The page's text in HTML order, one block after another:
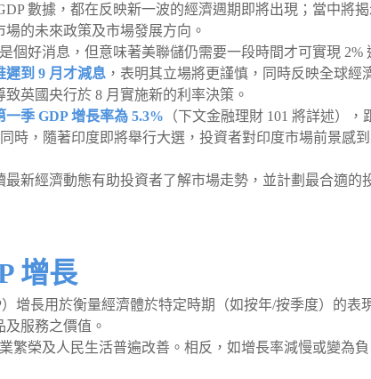
數據，都在反映新一波的經濟週期即將出現；當中將揭
的未來政策及市場發展方向。
個好消息，但意味著美聯儲仍需要一段時間才可實現 2%
遲到 9 月才減息 ，表明其立場將更謹慎，同時反映全球經
致英國央行於 8 月實施新的利率決策。
一季 GDP 增長率為 5.3% （下文金融理財 101 將詳述），
時，隨著印度即將舉行大選，投資者對印度市場前景感
新經濟動態有助投資者了解市場走勢，並計劃最合適的
增長
）增長用於衡量經濟體於特定時期（如按年/按季度）的表
服務之價值。
繁榮及人民生活普遍改善。相反，如增長率減慢或變為負